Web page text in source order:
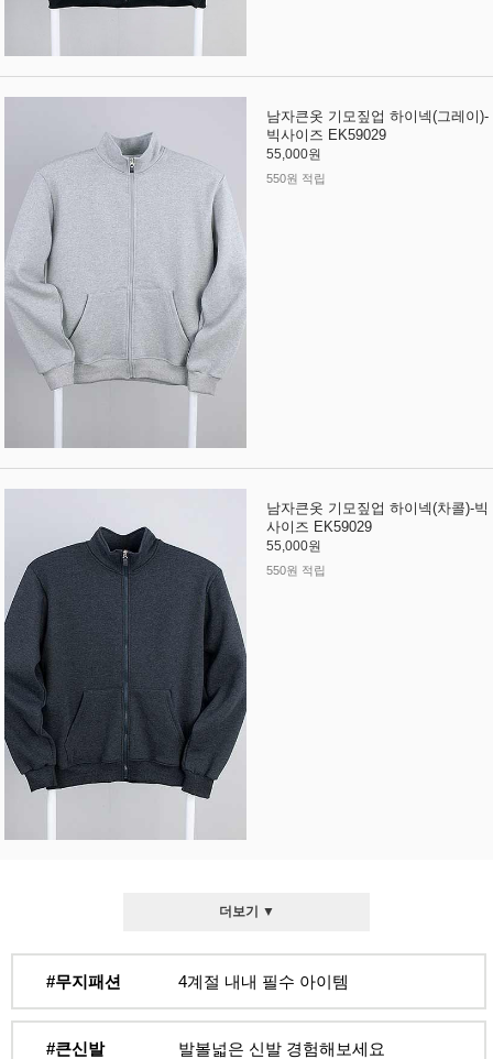
남자큰옷 기모짚업 하이넥(그레이)-
빅사이즈 EK59029
55,000원
550원 적립
남자큰옷 기모짚업 하이넥(차콜)-빅
사이즈 EK59029
55,000원
550원 적립
더보기 ▼
#무지패션 4계절 내내 필수 아이템
#큰신발 발볼넓은 신발 경험해보세요